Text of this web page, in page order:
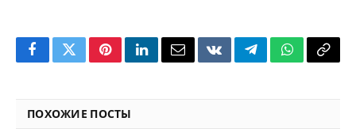
FacebookTwitterPinterestLinkedInEmailVKontakteTelegramWhatsApp
Copy
ПОХОЖИЕ ПОСТЫ